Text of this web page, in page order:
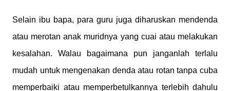
Selain ibu bapa, para guru juga diharuskan mendenda
atau merotan anak muridnya yang cuai atau melakukan
kesalahan. Walau bagaimana pun janganlah terlalu
mudah untuk mengenakan denda atau rotan tanpa cuba
memperbaiki atau memperbetulkannya terlebih dahulu